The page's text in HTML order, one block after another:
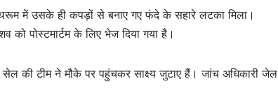
में उसके ही कपड़ों से बनाए गए फंदे के सहारे लटका मिला।
को पोस्टमार्टम के लिए भेज दिया गया है।
की टीम ने मौके पर पहुंचकर साक्ष्य जुटाए हैं। जांच अधिकारी जेल